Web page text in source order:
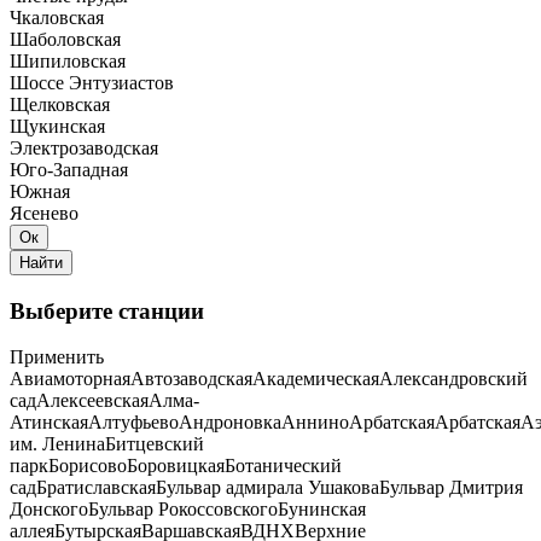
Чкаловская
Шаболовская
Шипиловская
Шоссе Энтузиастов
Щелковская
Щукинская
Электрозаводская
Юго-Западная
Южная
Ясенево
Выберите станции
Применить
АвиамоторнаяАвтозаводскаяАкадемическаяАлександровский
садАлексеевскаяАлма-
АтинскаяАлтуфьевоАндроновкаАнниноАрбатскаяАрбатская
им. ЛенинаБитцевский
паркБорисовоБоровицкаяБотанический
садБратиславскаяБульвар адмирала УшаковаБульвар Дмитрия
ДонскогоБульвар РокоссовскогоБунинская
аллеяБутырскаяВаршавскаяВДНХВерхние